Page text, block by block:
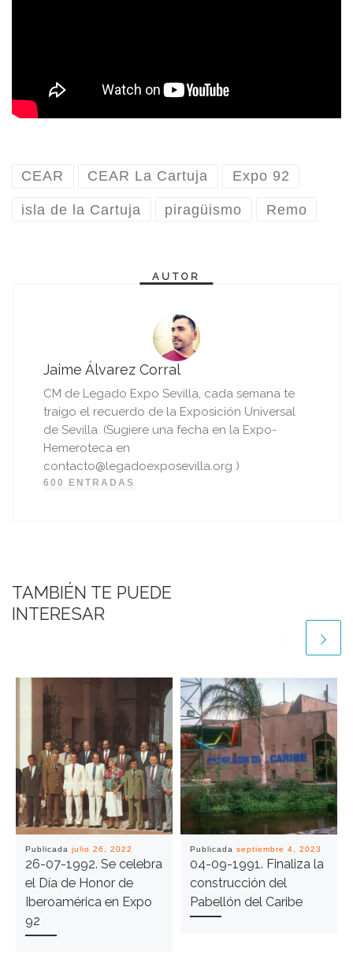
CEAR CEAR La Cartuja Expo 92
isla de la Cartuja piragüismo Remo
AUTOR
Jaime Álvarez Corral
CM de Legado Expo Sevilla, cada semana te
traigo el recuerdo de la Exposición Universal
de Sevilla. (Sugiere una fecha en la Expo-
Hemeroteca en
contacto@legadoexposevilla.org )
600 ENTRADAS
TAMBIÉN TE PUEDE
INTERESAR
Publicada julio 26, 2022
26-07-1992. Se celebra
el Día de Honor de
Iberoamérica en Expo
92
Publicada septiembre 4, 2023
04-09-1991. Finaliza la
construcción del
Pabellón del Caribe